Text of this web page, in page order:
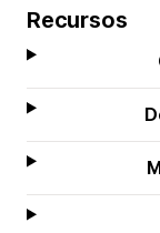
Recursos